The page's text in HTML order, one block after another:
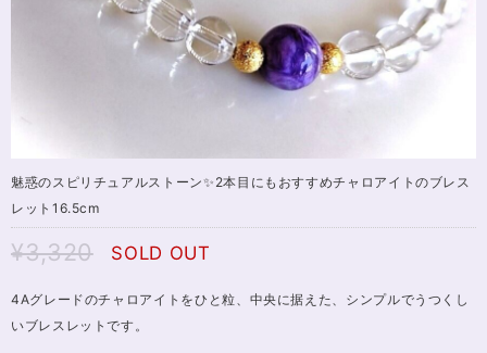
魅惑のスピリチュアルストーン✨2本目にもおすすめチャロアイトのブレス
レット16.5cm
¥3,320 SOLD OUT
4Aグレードのチャロアイトをひと粒、中央に据えた、シンプルでうつくし
いブレスレットです。